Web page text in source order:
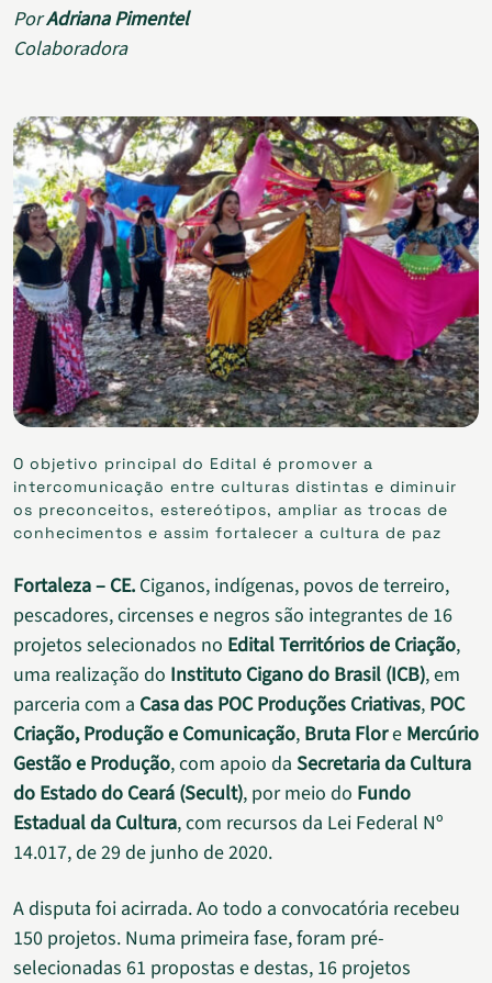
PorAdriana Pimentel
Colaboradora
O objetivo principal do Edital é promover a
intercomunicação entre culturas distintas e diminuir
os preconceitos, estereótipos, ampliar as trocas de
conhecimentos e assim fortalecer a cultura de paz
Fortaleza – CE. Ciganos, indígenas, povos de terreiro,
pescadores, circenses e negros são integrantes de 16
projetos selecionados no Edital Territórios de Criação,
uma realização do Instituto Cigano do Brasil (ICB), em
parceria com a Casa das POC Produções Criativas, POC
Criação, Produção e Comunicação, Bruta Flore Mercúrio
Gestão e Produção, com apoio da Secretaria da Cultura
do Estado do Ceará (Secult), por meio do Fundo
Estadual da Cultura, com recursos da Lei Federal Nº
14.017, de 29 de junho de 2020.
A disputa foi acirrada. Ao todo a convocatória recebeu
150 projetos. Numa primeira fase, foram pré-
selecionadas 61 propostas e destas, 16 projetos